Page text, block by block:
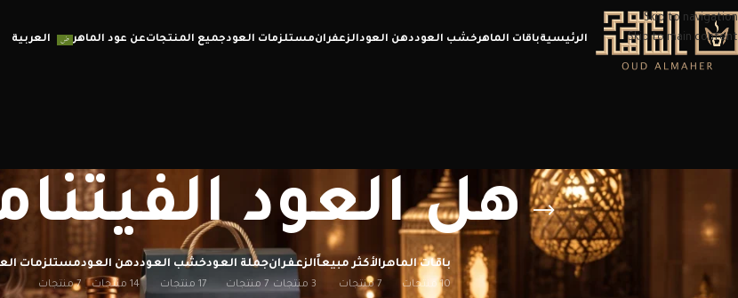
Skip to navigation
Skip to main content
الرئيسيةباقات الماهرخشب العوددهن العودالزعفرانمستلزمات العودجميع المنتجاتعن عود الماهر العربية
هل العود
باقات الماهر
10 منتجات
الأكثر مبيعاً
7 منتجات
الزعفران
3 منتجات
جملة العود
7 منتجات
خشب العود
17 منتجات
دهن العود
14 منتجات
مستلزمات
7 منتجات